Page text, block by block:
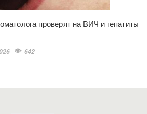
проверят на ВИЧ и гепатиты
642